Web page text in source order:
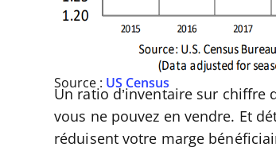
Source : US Census
Un ratio d’inventaire sur chiffre
vous ne pouvez en vendre. Et
réduisent votre marge